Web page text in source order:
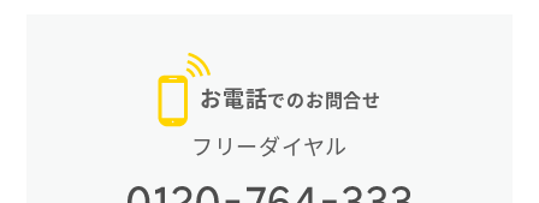
お電話でのお問合せ
フリーダイヤル